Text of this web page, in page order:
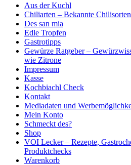
Aus der Kuchl
Chiliarten – Bekannte
Des san mia
Edle Tropfen
Gastrotipps
Gewürze Ratgeber –
wie Zitrone
Impressum
Kasse
Kochbiachl Check
Kontakt
Mediadaten und
Mein Konto
Schmeckt des?
Shop
VOI Lecker – Rezepte,
Produktchecks
Warenkorb